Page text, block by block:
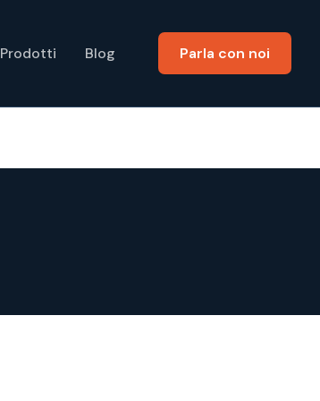
Prodotti Blog Parla con noi